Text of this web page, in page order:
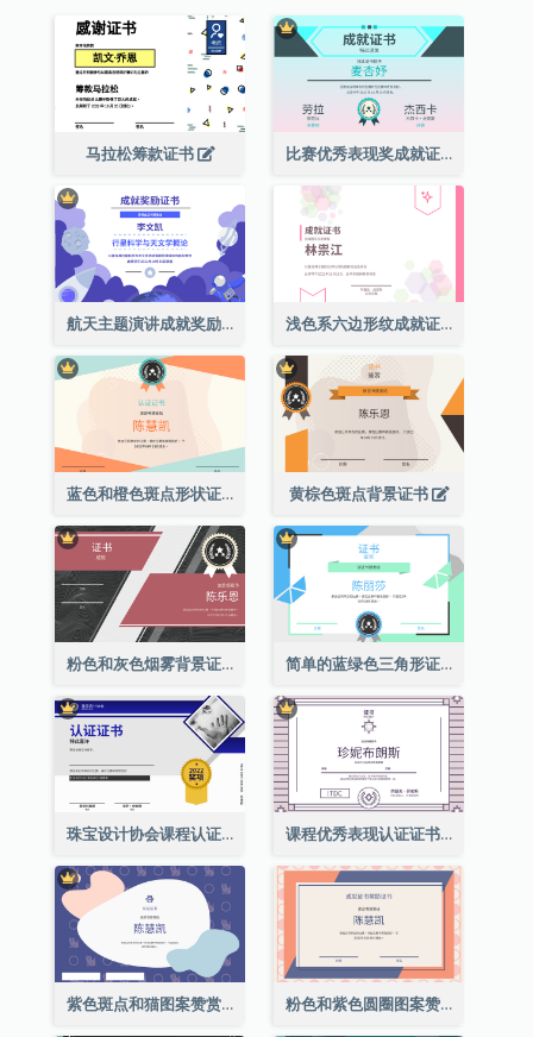
马拉松筹款证书 比赛优秀表现奖成就证书
航天主题演讲成就奖励证书 浅色系六边形纹成就证书
蓝色和橙色斑点形状证书 黄棕色斑点背景证书
粉色和灰色烟雾背景证书 简单的蓝绿色三角形证书
珠宝设计协会课程认证证书 课程优秀表现认证证书
紫色斑点和猫图案赞赏证书 粉色和紫色圆圈图案赞赏证书